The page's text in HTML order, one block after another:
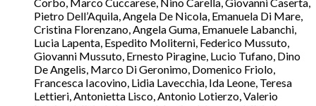
Pietro Dell’Aquila, Angela De Nicola, Emanuela Di Mare,
Cristina Florenzano, Angela Guma, Emanuele Labanchi,
Lucia Lapenta, Espedito Moliterni, Federico Mussuto,
Giovanni Mussuto, Ernesto Piragine, Lucio Tufano, Dino
De Angelis, Marco Di Geronimo, Domenico Friolo,
Francesca Iacovino, Lidia Lavecchia, Ida Leone, Teresa
Lettieri, Antonietta Lisco, Antonio Lotierzo, Valerio